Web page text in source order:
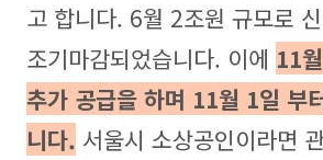
고 합니다. 6월 2조원 규모로
조기마감되었습니다. 이에 11
추가 공급을 하며 11월 1일 부
니다. 서울시 소상공인이라면